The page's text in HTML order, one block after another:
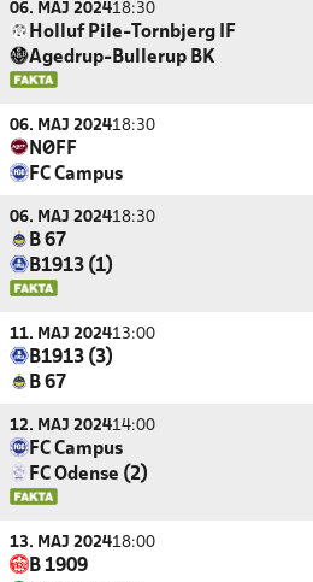
06. MAJ 202418:30
Holluf Pile-Tornbjerg IF
Agedrup-Bullerup BK
06. MAJ 202418:30
NØFF
FC Campus
06. MAJ 202418:30
B 67
B1913 (1)
11. MAJ 202413:00
B1913 (3)
B 67
12. MAJ 202414:00
FC Campus
FC Odense (2)
13. MAJ 202418:00
B 1909